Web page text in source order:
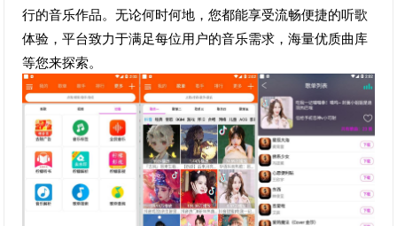
行的音乐作品。无论何时何地，您都能享受流畅便捷的听歌
体验，平台致力于满足每位用户的音乐需求，海量优质曲库
等您来探索。